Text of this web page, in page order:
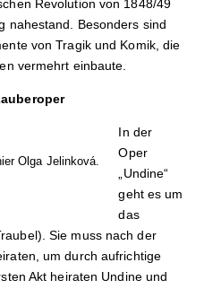
Revolution von 1848/49
nahestand. Besonders sind
von Tragik und Komik, die
vermehrt einbaute.
Olga Jelinková.
In der
Oper
„Undine“
geht es um
das
Sie muss nach der
um durch aufrichtige
Akt heiraten Undine und